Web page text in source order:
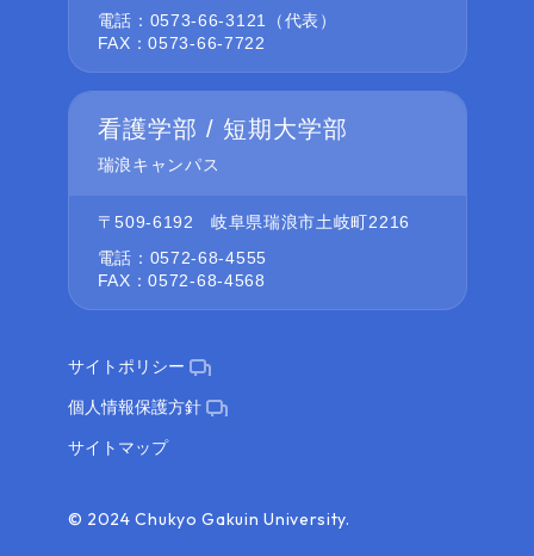
電話：0573-66-3121（代表）
FAX：0573-66-7722
看護学部 / 短期大学部
瑞浪キャンパス
〒509-6192
岐阜県瑞浪市土岐町2216
電話：0572-68-4555
FAX：0572-68-4568
サイトポリシー
個人情報保護方針
サイトマップ
© 2024 Chukyo Gakuin University.